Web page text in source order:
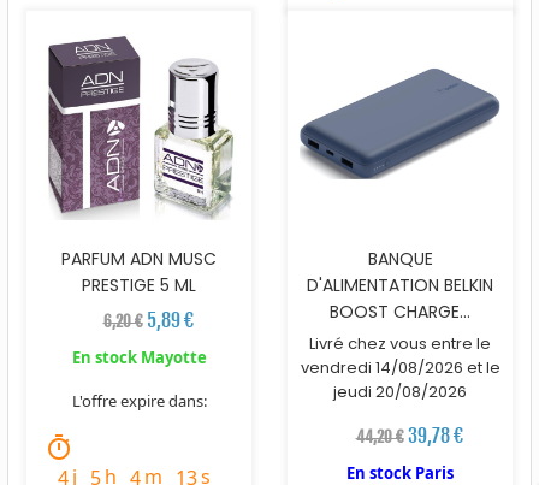
PARFUM ADN MUSC
PRESTIGE 5 ML
6,20 € 5,89 €
En stock Mayotte
L'offre expire dans:
timer
4j 5h 4m 12s
BANQUE
D'ALIMENTATION BELKIN
BOOST CHARGE...
Livré chez vous entre le
vendredi 14/08/2026 et le
jeudi 20/08/2026
44,20 € 39,78 €
En stock Paris